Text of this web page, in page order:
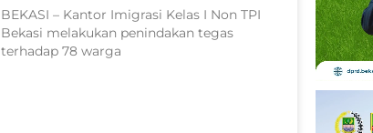
BEKASI – Kantor Imigrasi Kelas I Non TPI
Bekasi melakukan penindakan tegas
terhadap 78 warga